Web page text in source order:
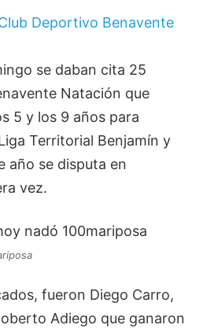
se daban cita 25
Natación que
5 y los 9 años para
Territorial Benjamín y
año se disputa en
vez.
fueron Diego Carro,
Adiego que ganaron